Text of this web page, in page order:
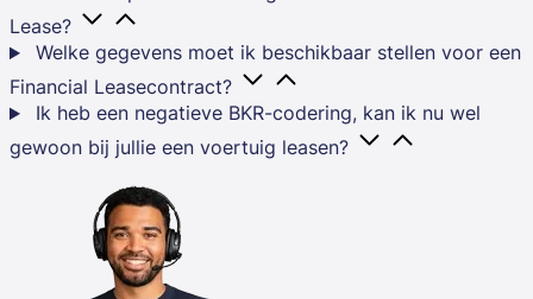
Lease?
Welke gegevens moet ik beschikbaar stellen voor een
Financial Leasecontract?
Ik heb een negatieve BKR-codering, kan ik nu wel
gewoon bij jullie een voertuig leasen?